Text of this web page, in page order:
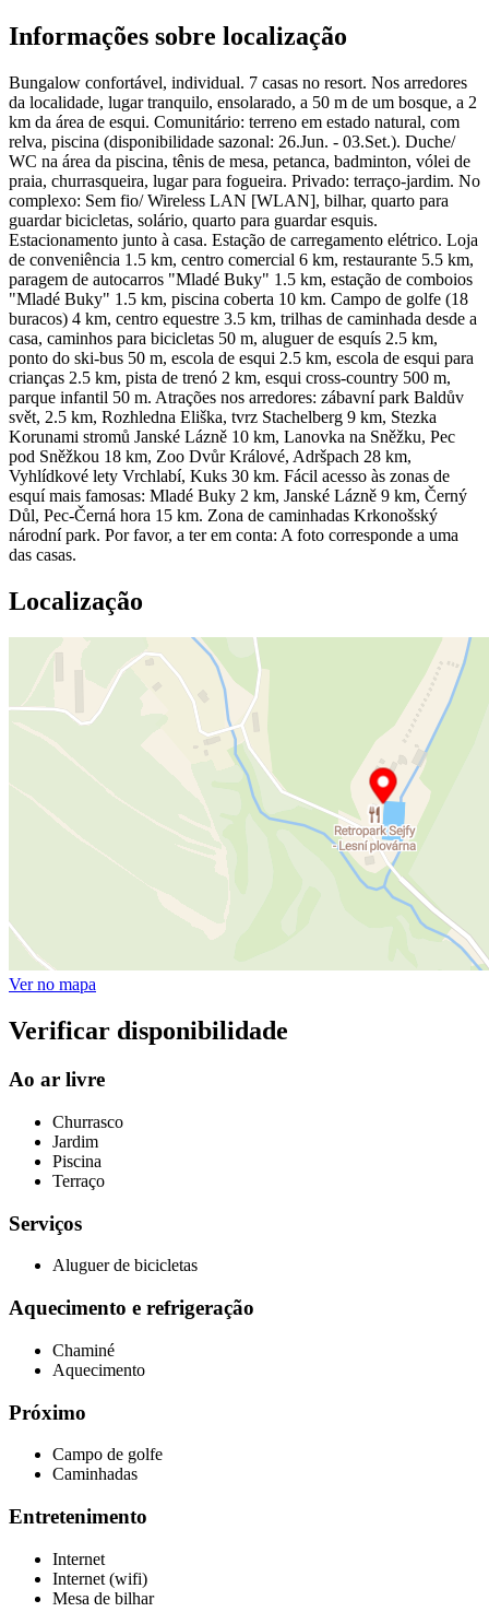
Informações sobre localização
Bungalow confortável, individual. 7 casas no resort. Nos arredores
da localidade, lugar tranquilo, ensolarado, a 50 m de um bosque, a 2
km da área de esqui. Comunitário: terreno em estado natural, com
relva, piscina (disponibilidade sazonal: 26.Jun. - 03.Set.). Duche/
WC na área da piscina, tênis de mesa, petanca, badminton, vólei de
praia, churrasqueira, lugar para fogueira. Privado: terraço-jardim. No
complexo: Sem fio/ Wireless LAN [WLAN], bilhar, quarto para
guardar bicicletas, solário, quarto para guardar esquis.
Estacionamento junto à casa. Estação de carregamento elétrico. Loja
de conveniência 1.5 km, centro comercial 6 km, restaurante 5.5 km,
paragem de autocarros "Mladé Buky" 1.5 km, estação de comboios
"Mladé Buky" 1.5 km, piscina coberta 10 km. Campo de golfe (18
buracos) 4 km, centro equestre 3.5 km, trilhas de caminhada desde a
casa, caminhos para bicicletas 50 m, aluguer de esquís 2.5 km,
ponto do ski-bus 50 m, escola de esqui 2.5 km, escola de esqui para
crianças 2.5 km, pista de trenó 2 km, esqui cross-country 500 m,
parque infantil 50 m. Atrações nos arredores: zábavní park Baldův
svět, 2.5 km, Rozhledna Eliška, tvrz Stachelberg 9 km, Stezka
Korunami stromů Janské Lázně 10 km, Lanovka na Sněžku, Pec
pod Sněžkou 18 km, Zoo Dvůr Králové, Adršpach 28 km,
Vyhlídkové lety Vrchlabí, Kuks 30 km. Fácil acesso às zonas de
esquí mais famosas: Mladé Buky 2 km, Janské Lázně 9 km, Černý
Důl, Pec-Černá hora 15 km. Zona de caminhadas Krkonošský
národní park. Por favor, a ter em conta: A foto corresponde a uma
das casas.
Localização
Ver no mapa
Verificar disponibilidade
Ao ar livre
Churrasco
Jardim
Piscina
Terraço
Serviços
Aluguer de bicicletas
Aquecimento e refrigeração
Chaminé
Aquecimento
Próximo
Campo de golfe
Caminhadas
Entretenimento
Internet
Internet (wifi)
Mesa de bilhar